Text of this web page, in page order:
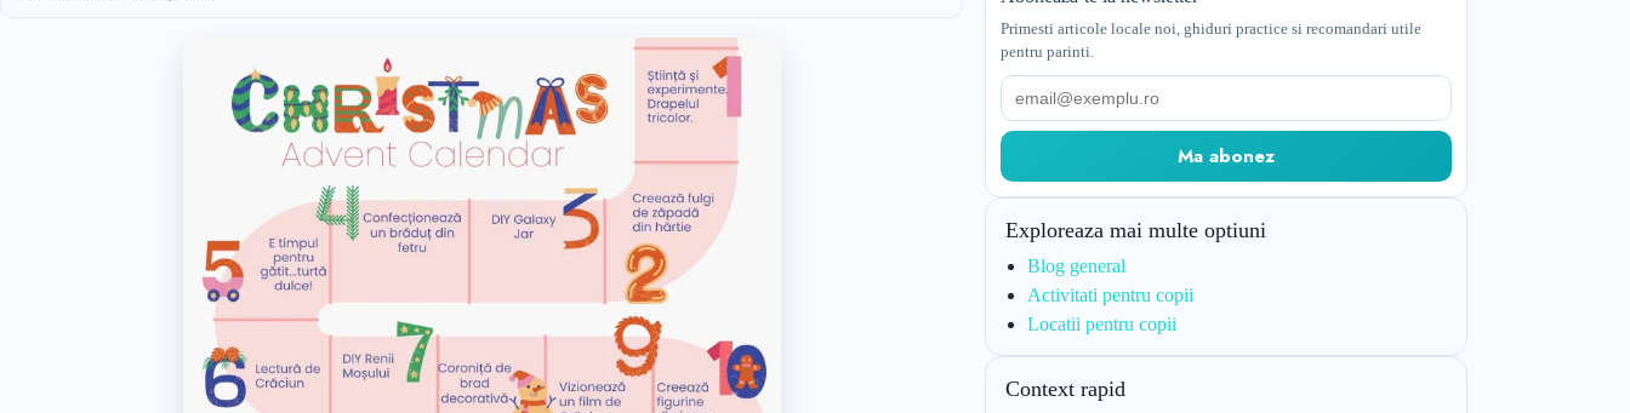
Primesti articole locale noi, ghiduri practice si recomandari utile
pentru parinti.
Email
Ma abonez
Exploreaza mai multe optiuni
Blog general
Activitati pentru copii
Locatii pentru copii
Context rapid